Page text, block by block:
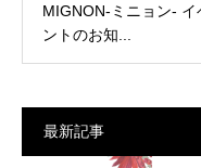
MIGNON-ミニョン- イ
ントのお知...
最新記事